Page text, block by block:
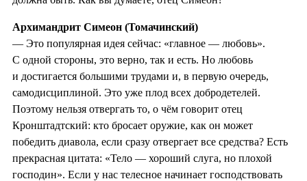
Архимандрит Симеон (Томачинский)
— Это популярная идея сейчас: «главное — любовь».
С одной стороны, это верно, так и есть. Но любовь
и достигается большими трудами и, в первую очередь,
самодисциплиной. Это уже плод всех добродетелей.
Поэтому нельзя отвергать то, о чём говорит отец
Кронштадтский: кто бросает оружие, как он может
победить диавола, если сразу отвергает все средства? Есть
прекрасная цитата: «Тело — хороший слуга, но плохой
господин». Если у нас телесное начинает господствовать